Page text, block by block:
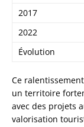
2017
2022
Évolution
Ce
un territoire
avec des projets
valorisation